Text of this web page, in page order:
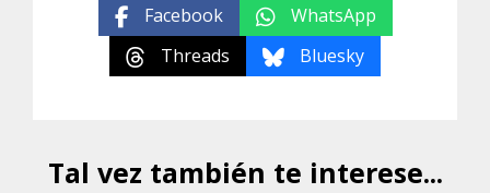
Facebook
WhatsApp
Threads
Bluesky
Tal vez también te interese...